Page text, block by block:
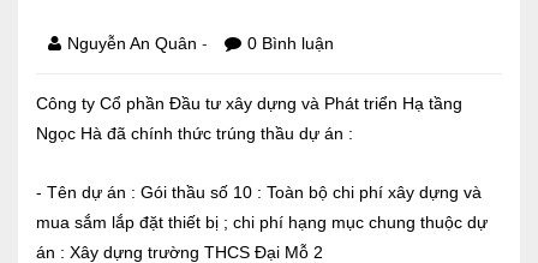
Đại hội cổ đông
Điều lệ và quy chế
SẢN PHẨM
Nguyễn An Quân - 0 Bình luận
Công ty Cổ phần Đầu tư xây dựng và Phát triển Hạ tầng
Ngọc Hà đã chính thức trúng thầu dự án :
- Tên dự án : Gói thầu số 10 : Toàn bộ chi phí xây dựng và
mua sắm lắp đặt thiết bị ; chi phí hạng mục chung thuộc dự
án : Xây dựng trường THCS Đại Mỗ 2